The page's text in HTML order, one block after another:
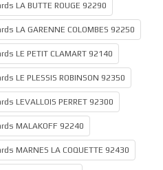
LA BUTTE ROUGE 92290
LA GARENNE COLOMBES 92250
LE PETIT CLAMART 92140
LE PLESSIS ROBINSON 92350
LEVALLOIS PERRET 92300
MALAKOFF 92240
MARNES LA COQUETTE 92430